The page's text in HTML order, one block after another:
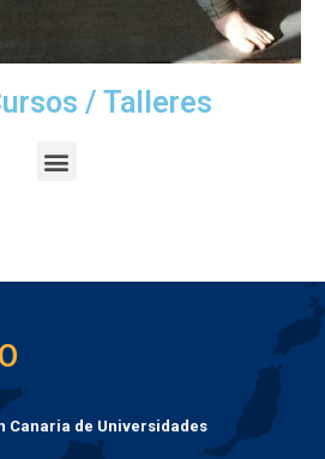
/ Talleres​
Canaria de Universidades